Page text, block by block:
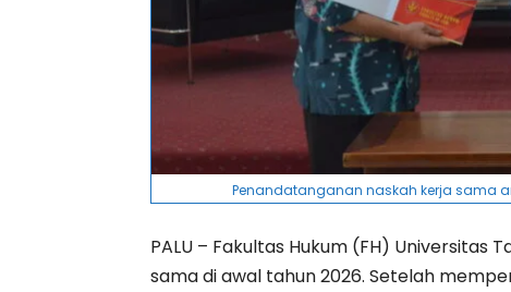
Penandatanganan naskah kerja sama
PALU – Fakultas Hukum (FH) Universitas
sama di awal tahun 2026. Setelah